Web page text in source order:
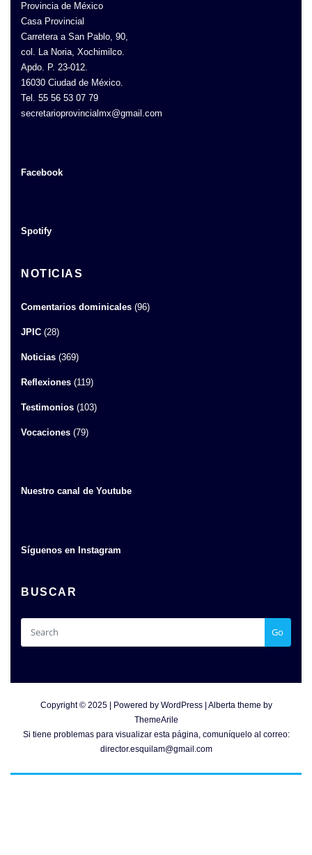
Provincia de México
Casa Provincial
Carretera a San Pablo, 90,
col. La Noria, Xochimilco.
Apdo. P. 23-012.
16030 Ciudad de México.
Tel. 55 56 53 07 79
secretarioprovincialmx@gmail.com
Facebook
Spotify
NOTICIAS
Comentarios dominicales (96)
JPIC (28)
Noticias (369)
Reflexiones (119)
Testimonios (103)
Vocaciones (79)
Nuestro canal de Youtube
Síguenos en Instagram
BUSCAR
Go
Copyright © 2025 | Powered by WordPress
Alberta theme by
ThemeArile
Si tiene problemas para visualizar esta página, comuníquelo al correo:
director.esquilam@gmail.com